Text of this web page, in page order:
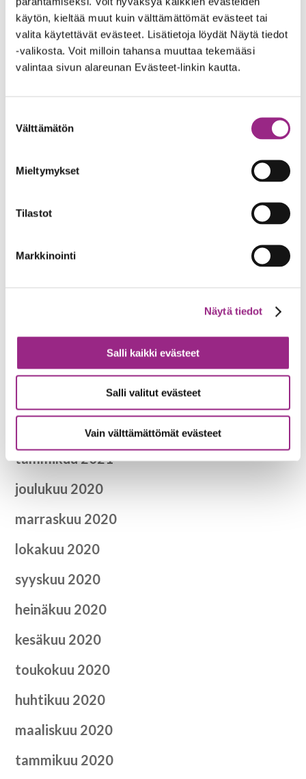
käytön, kieltää muut kuin välttämättömät evästeet tai
valita käytettävät evästeet. Lisätietoja löydät Näytä tiedot
-valikosta. Voit milloin tahansa muuttaa tekemääsi
valintaa sivun alareunan Evästeet-linkin kautta.
valinta
Välttämätön
Mieltymykset
Tilastot
Markkinointi
Näytä tiedot
Salli kaikki evästeet
Salli valitut evästeet
Vain välttämättömät evästeet
maaliskuu 2023
tammikuu 2023
joulukuu 2022
heinäkuu 2022
tammikuu 2022
joulukuu 2021
kesäkuu 2021
toukokuu 2021
helmikuu 2021
tammikuu 2021
joulukuu 2020
marraskuu 2020
lokakuu 2020
syyskuu 2020
heinäkuu 2020
kesäkuu 2020
toukokuu 2020
huhtikuu 2020
maaliskuu 2020
tammikuu 2020